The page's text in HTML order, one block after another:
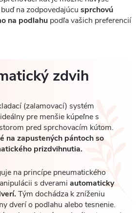
na zodpovedajúcu sprchovú
na podlahu podľa vašich preferencií
zdvih
(zalamovací) systém
pre menšie kúpeľne s
pred sprchovacím kútom.
na zapustených pántoch so
prizdvihnutia.
na princípe pneumatického
s dverami automaticky
Tým dochádza k zníženiu
dverí o podlahu alebo tesnenie.